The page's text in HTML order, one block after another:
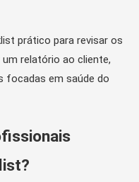
prático para revisar os
relatório ao cliente,
focadas em saúde do